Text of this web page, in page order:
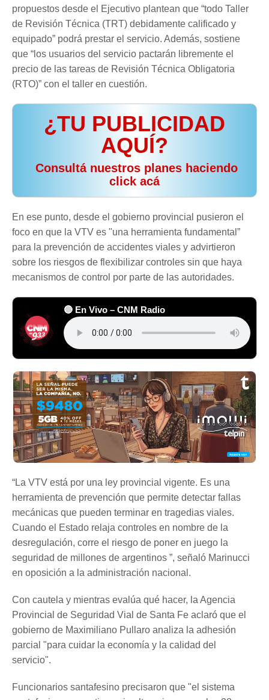
propuestos desde el Ejecutivo plantean que “todo Taller
de Revisión Técnica (TRT) debidamente calificado y
equipado” podrá prestar el servicio. Además, sostiene
que “los usuarios del servicio pactarán libremente el
precio de las tareas de Revisión Técnica Obligatoria
(RTO)” con el taller en cuestión.
¿TU PUBLICIDAD
AQUÍ?
️ Consultá nuestros planes haciendo
click acá
En ese punto, desde el gobierno provincial pusieron el
foco en que la VTV es "una herramienta fundamental”
para la prevención de accidentes viales y advirtieron
sobre los riesgos de flexibilizar controles sin que haya
mecanismos de control por parte de las autoridades.
🔴 En Vivo – CNM Radio
“La VTV está por una ley provincial vigente. Es una
herramienta de prevención que permite detectar fallas
mecánicas que pueden terminar en tragedias viales.
Cuando el Estado relaja controles en nombre de la
desregulación, corre el riesgo de poner en juego la
seguridad de millones de argentinos ”, señaló Marinucci
en oposición a la administración nacional.
Con cautela y mientras evalúa qué hacer, la Agencia
Provincial de Seguridad Vial de Santa Fe aclaró que el
gobierno de Maximiliano Pullaro analiza la adhesión
parcial "para cuidar la economía y la calidad del
servicio".
Funcionarios santafesino precisaron que "el sistema